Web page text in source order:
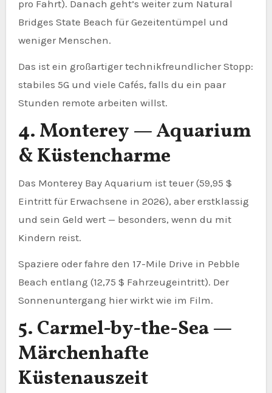
pro Fahrt). Danach geht’s weiter zum Natural
Bridges State Beach für Gezeitentümpel und
weniger Menschen.
Das ist ein großartiger technikfreundlicher Stopp:
stabiles 5G und viele Cafés, falls du ein paar
Stunden remote arbeiten willst.
4. Monterey — Aquarium
& Küstencharme
Das Monterey Bay Aquarium ist teuer (59,95 $
Eintritt für Erwachsene in 2026), aber erstklassig
und sein Geld wert — besonders, wenn du mit
Kindern reist.
Spaziere oder fahre den 17-Mile Drive in Pebble
Beach entlang (12,75 $ Fahrzeugeintritt). Der
Sonnenuntergang hier wirkt wie im Film.
5. Carmel-by-the-Sea —
Märchenhafte
Küstenauszeit